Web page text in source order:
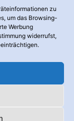
zu
um das Browsing-
Werbung
widerrufst,
AG. Diese
wir diesen
Menschen den